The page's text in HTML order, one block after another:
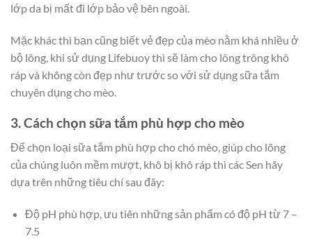
lớp da bị mất đi lớp bảo vệ bên ngoài.
Mặc khác thì bạn cũng biết vẻ đẹp của mèo nằm khá nhiều ở
bộ lông, khi sử dụng Lifebuoy thì sẽ làm cho lông trông khô
ráp và không còn đẹp như trước so với sử dụng sữa tắm
chuyên dụng cho mèo.
3. Cách chọn sữa tắm phù hợp cho mèo
Để chọn loại sữa tắm phù hợp cho chó mèo, giúp cho lông
của chúng luôn mềm mượt, khô bị khô ráp thì các Sen hãy
dựa trên những tiêu chí sau đây:
Độ pH phù hợp, ưu tiên những sản phẩm có độ pH từ 7 –
7.5